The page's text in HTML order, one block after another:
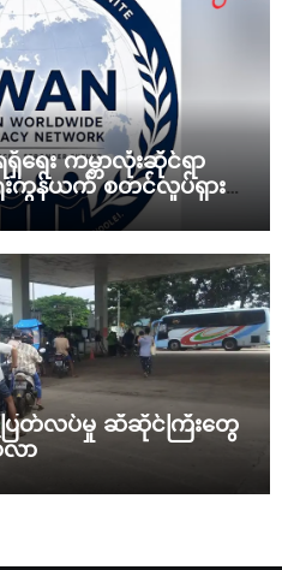
ေး ကမ္ဘာလုံးဆိုင်ရာ
းကွန်ယက် စတင်လှုပ်ရှား
ြတ်လပ်မှု ဆီဆိုင်ကြီးတွေ
လာ